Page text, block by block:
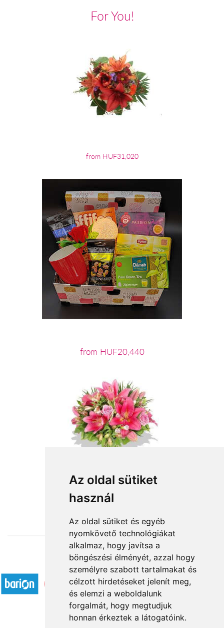
Az oldal sütiket
használ
Az oldal sütiket és egyéb
nyomkövető technológiákat
alkalmaz, hogy javítsa a
böngészési élményét, azzal hogy
személyre szabott tartalmakat és
célzott hirdetéseket jelenít meg,
és elemzi a weboldalunk
forgalmát, hogy megtudjuk
honnan érkeztek a látogatóink.
For You!
from HUF31,020
from HUF20,440
from HUF28,800
Accepted payment methods